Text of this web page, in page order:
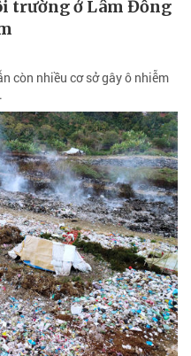
trường ở Lâm Đồng
còn nhiều cơ sở gây ô nhiễm